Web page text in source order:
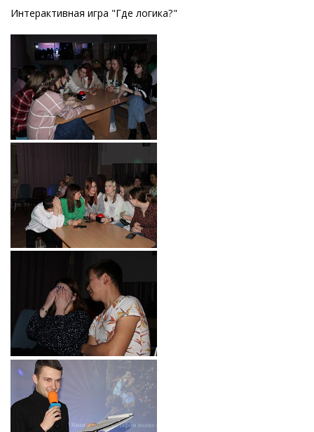
Интерактивная игра "Где логика?"